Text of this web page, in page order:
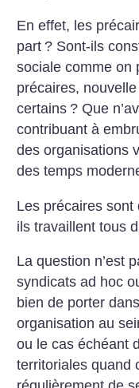
En effet, les
part ? Sont-ils
sociale comme on
précaires,
certains ? Que
contribuant à
des organisations
des temps
Les précaires sont
ils travaillent tous
La question n’est
syndicats ad hoc
bien de porter
organisation au
ou le cas échéant
territoriales quand